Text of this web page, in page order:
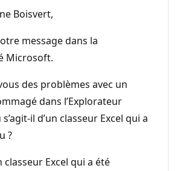
Boisvert,
message dans la
Microsoft.
des problèmes avec un
dans l’Explorateur
il d’un classeur Excel qui a
?
classeur Excel qui a été